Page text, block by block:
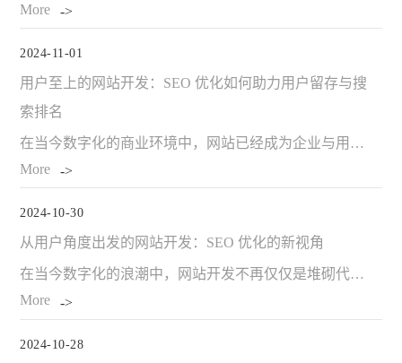
More
2024-11-01
用户至上的网站开发：SEO 优化如何助力用户留存与搜
索排名
在当今数字化的商业环境中，网站已经成为企业与用户沟通的重要桥梁。而用户至上的网站开发理念则是确保网站成功的关键。其中，SEO(搜索引擎优化)优化在提升用户留存和搜索排名方面发挥着不可或缺的作用。 一、用户至上的网站开发核心原则 (一)快速加载速度 用户…
More
2024-10-30
从用户角度出发的网站开发：SEO 优化的新视角
在当今数字化的浪潮中，网站开发不再仅仅是堆砌代码和设计页面，而是需要围绕用户体验展开全方位的构建。而将 SEO(搜索引擎优化)融入其中，则是为了让网站在满足用户需求的同时，也能在搜索引擎的竞争中脱颖而出。这种从用户角度出发的网站开发与 SEO 优化相结合的新视角…
More
2024-10-28